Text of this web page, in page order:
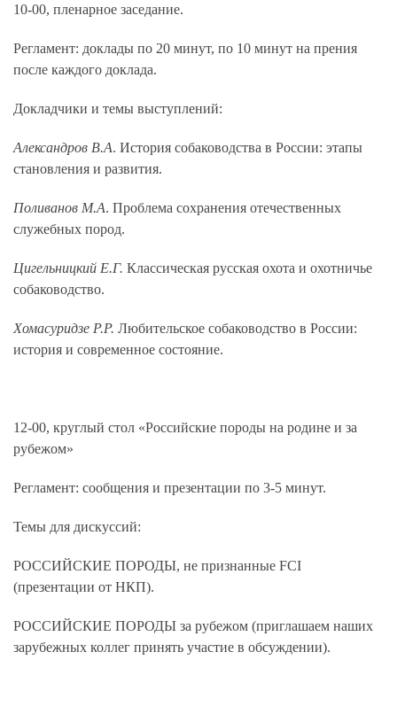
10-00, пленарное заседание.
Регламент: доклады по 20 минут, по 10 минут на прения
после каждого доклада.
Докладчики и темы выступлений:
Александров В.А. История собаководства в России: этапы
становления и развития.
Поливанов М.А. Проблема сохранения отечественных
служебных пород.
Цигельницкий Е.Г. Классическая русская охота и охотничье
собаководство.
Хомасуридзе Р.Р. Любительское собаководство в России:
история и современное состояние.
12-00, круглый стол «Российские породы на родине и за
рубежом»
Регламент: сообщения и презентации по 3-5 минут.
Темы для дискуссий:
РОССИЙСКИЕ ПОРОДЫ, не признанные FCI
(презентации от НКП).
РОССИЙСКИЕ ПОРОДЫ за рубежом (приглашаем наших
зарубежных коллег принять участие в обсуждении).